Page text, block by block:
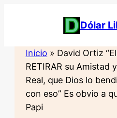
Dólar
Inicio » David Ortiz
RETIRAR su Amistad
Real, que Dios lo
con eso” Es obvio a
Papi